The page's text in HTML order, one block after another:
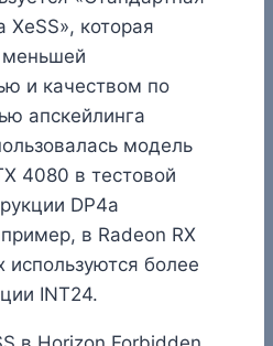
XeSS», которая
меньшей
и качеством по
апскейлинга
модель
4080 в тестовой
DP4a
в Radeon RX
используются более
INT24.